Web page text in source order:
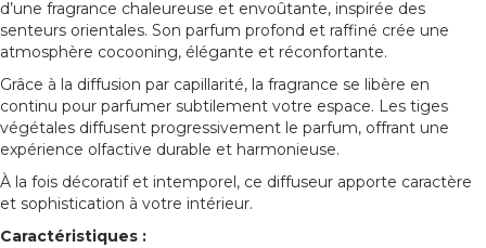
d’une fragrance chaleureuse et envoûtante, inspirée des
senteurs orientales. Son parfum profond et raffiné crée une
atmosphère cocooning, élégante et réconfortante.
Grâce à la diffusion par capillarité, la fragrance se libère en
continu pour parfumer subtilement votre espace. Les tiges
végétales diffusent progressivement le parfum, offrant une
expérience olfactive durable et harmonieuse.
À la fois décoratif et intemporel, ce diffuseur apporte caractère
et sophistication à votre intérieur.
Caractéristiques :